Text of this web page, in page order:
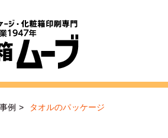
例 > タオルのパッケージ